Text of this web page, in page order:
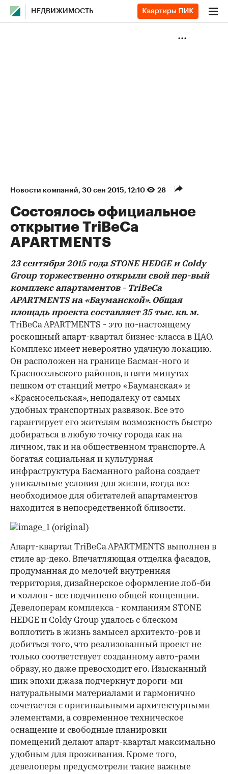
НЕДВИЖИМОСТЬ
Новости компаний⁠, 30 сен 2015, 12:10 28
Состоялось официальное
открытие TriBeCa
APARTMENTS
23 сентября 2015 года STONE HEDGE и Coldy
Group торжественно открыли свой пер-вый
комплекс апартаментов - TriBeCa
APARTMENTS на «Бауманской». Общая
площадь проекта составляет 35 тыс. кв. м.
TriBeCa APARTMENTS - это по-настоящему
роскошный апарт-квартал бизнес-класса в ЦАО.
Комплекс имеет невероятно удачную локацию.
Он расположен на границе Басман-ного и
Красносельского районов, в пяти минутах
пешком от станций метро «Бауманская» и
«Красносельская», неподалеку от самых
удобных транспортных развязок. Все это
гарантирует его жителям возможность быстро
добираться в любую точку города как на
личном, так и на общественном транспорте. А
богатая социальная и культурная
инфраструктура Басманного района создает
уникальные условия для жизни, когда все
необходимое для обитателей апартаментов
находится в непосредственной близости.
Апарт-квартал TriBeCa APARTMENTS выполнен в
стиле ар-деко. Впечатляющая отделка фасадов,
продуманная до мелочей внутренняя
территория, дизайнерское оформление лоб-би
и холлов - все подчинено общей концепции.
Девелоперам комплекса - компаниям STONE
HEDGE и Coldy Group удалось с блеском
воплотить в жизнь замысел архитекто-ров и
добиться того, что реализованный проект не
только соответствует созданному авто-рами
образу, но даже превосходит его. Изысканный
шик эпохи джаза подчеркнут дороги-ми
натуральными материалами и гармонично
сочетается с оригинальными архитектурными
элементами, а современное техническое
оснащение и свободные планировки
помещений делают апарт-квартал максимально
удобным для проживания. Кроме того,
девелоперы предусмотрели такие важные